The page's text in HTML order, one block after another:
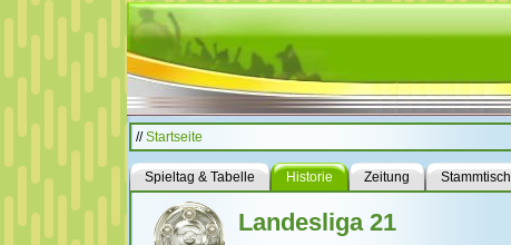
//Startseite
Spieltag & Tabelle Historie Zeitung Stammtisch
Landesliga 21